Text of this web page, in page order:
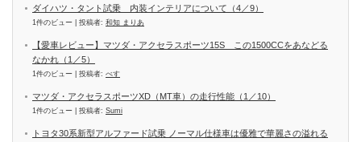
ダイハツ・タント試乗 内装インテリアについて（4／9）
1件のビュー 投稿者: 和知 まりあ
【愛車レビュー】マツダ・アクセラスポーツ15S この1500CCをあなどる
なかれ（1／5）
1件のビュー 投稿者: べす
マツダ・アクセラスポーツXD（MT車）の走行性能（1／10）
1件のビュー 投稿者: Sumi
トヨタ30系新型アルファード試乗 ノーマル仕様車は優雅で華麗さの溢れる